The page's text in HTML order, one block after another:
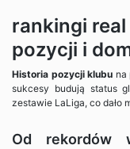
rankingi
pozycji i
Historia pozycji klubu na
sukcesy budują status
zestawie LaLiga, co dało
Od rekordów